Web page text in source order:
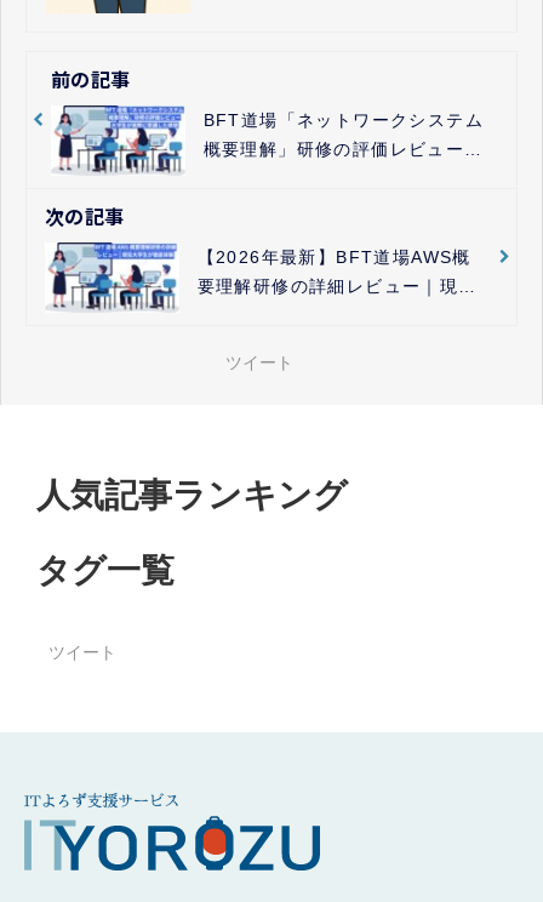
前の記事
BFT道場「ネットワークシステム
概要理解」研修の評価レビュー
次の記事
【2026年最新】BFT道場AWS概
要理解研修の詳細レビュー｜現役
ツイート
人気記事ランキング
タグ一覧
ツイート